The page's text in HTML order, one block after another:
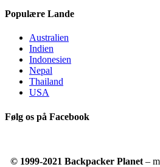
Populære Lande
Australien
Indien
Indonesien
Nepal
Thailand
USA
Følg os på Facebook
© 1999-2021 Backpacker Planet –